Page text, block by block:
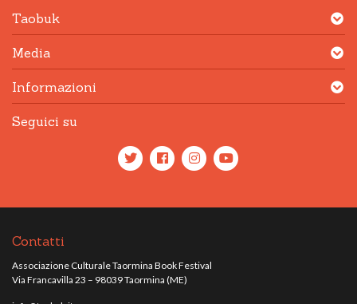
Taobuk
Media
Informazioni
Seguici su
Contatti
Associazione Culturale Taormina Book Festival
Via Francavilla 23 – 98039 Taormina (ME)